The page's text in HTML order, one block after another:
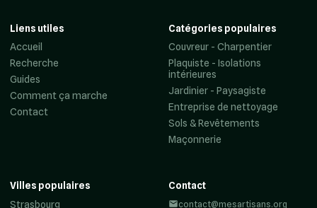
Liens utiles
Accueil
Recherche
Guides
Comment ça marche
Contact
Catégories populaires
Couvreur - Charpentier
Plaquiste - Isolations
intérieures
Jardinier - Paysagiste
Entreprise de nettoyage
Sols & Revêtements
Maçonnerie
Villes populaires
Strasbourg
Contact
contact@mesartisans.org